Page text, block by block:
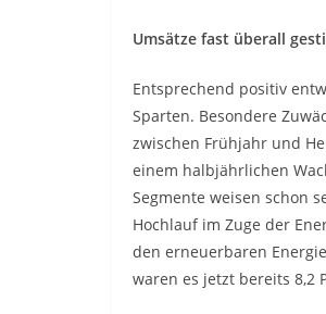
Umsätze fast überall
Entsprechend positiv
Sparten. Besondere
zwischen Frühjahr und
einem halbjährlichen
Segmente weisen schon
Hochlauf im Zuge der
den erneuerbaren
waren es jetzt bereits 8,2